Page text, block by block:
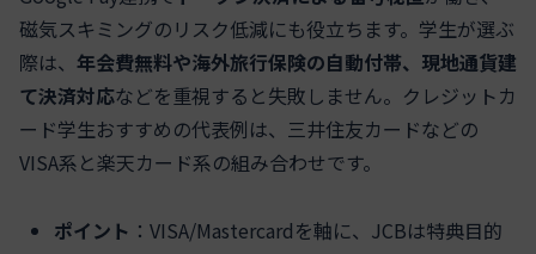
磁気スキミングのリスク低減にも役立ちます。学生が選ぶ
際は、 年会費無料や海外旅行保険の自動付帯、現地通貨建
て決済対応などを重視すると失敗しません。クレジットカ
ード学生おすすめの代表例は、三井住友カードなどの
VISA系と楽天カード系の組み合わせです。
ポイント ：VISA/Mastercardを軸に、JCBは特典目的